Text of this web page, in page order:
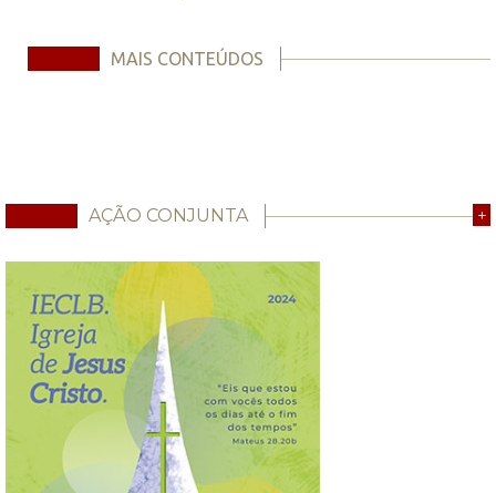
MAIS CONTEÚDOS
AÇÃO CONJUNTA +